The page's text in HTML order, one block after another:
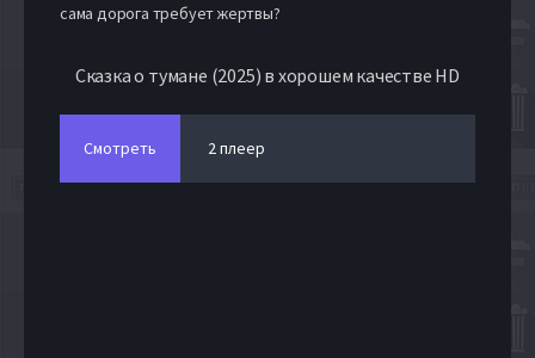
сама дорога требует жертвы?
Сказка о тумане (2025) в хорошем качестве HD
Смотреть 2 плеер